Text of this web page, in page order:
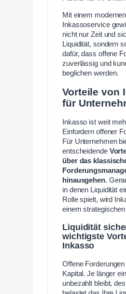
Mit einem modernen
Inkassoservice
nicht nur Zeit und
Liquidität, sondern
dafür, dass offene
zuverlässig und
beglichen werden.
Vorteile von
für
Inkasso ist weit
Einfordern offener
Für Unternehmen
entscheidende
über das
hinausgehen.
in denen Liquidität
Rolle spielt, wird
einem
Liquidität
wichtigste
Inkasso
Offene
Kapital. Je länger
unbezahlt bleibt,